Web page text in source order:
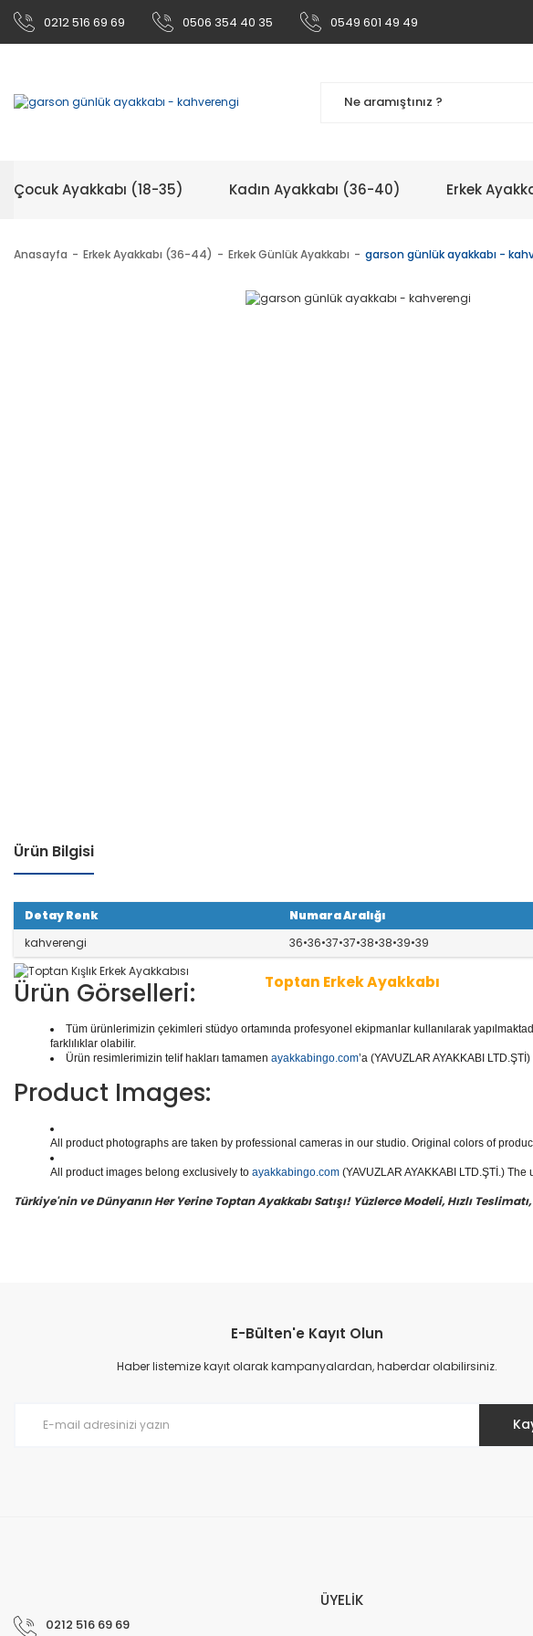
0212 516 69 69 0506 354 40 35 0549 601 49 49
Çocuk Ayakkabı (18-35) Kadın Ayakkabı (36-40) Erkek
Anasayfa Erkek Ayakkabı (36-44) Erkek Günlük Ayakkabı garson günlük ayakkabı -
Ürün Bilgisi
Detay Renk Numara Aralığı
kahverengi
36•36•37•37•38•38•39•39
Toptan Erkek Ayakkabı
1 seri içinde8çift ayakkabı bulunur. Toptan Erkek Ayakkabı
Günlük Ayakkabılar, Botlar, Çizmeler, Kaliteli Deri Ayakkabılar, Trekking
ayakkabılar ve daha binlerce model erkek ayakkabısı mevcuttur.
Yüzlerce modeli, hızlı teslimatı, uygun
n doğru adresi Yavuzlar Ayakkabı!
Ürün Görselleri:
Tüm ürünlerimizin çekimleri stüdyo ortamında profesyonel ekipmanlar kullanılarak
farklılıklar olabilir.
Ürün resimlerimizin telif hakları tamamen ayakkabingo.com’a (YAVUZLAR AYAKKABI
Product Images:
All product photographs are taken by professional cameras in our studio. Original colors of
All product images belong exclusively to ayakkabingo.com (YAVUZLAR AYAKKABI LTD.ŞTİ.)
Türkiye'nin ve Dünyanın Her Yerine Toptan Ayakkabı Satışı! Yüzlerce Modeli, Hızlı
E-Bülten'e Kayıt Olun
Haber listemize kayıt olarak kampanyalardan, haberdar olabilirsiniz.
0212 516 69 69
ÜYELİK